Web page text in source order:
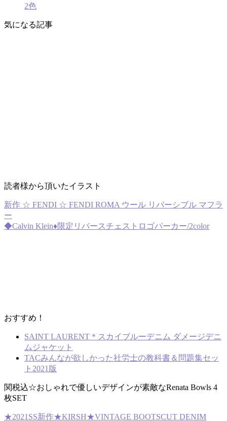
2色
気になる記事
読者様から頂いたイラスト
新作 ☆ FENDI ☆ FENDI ROMA ウール リバーシブル マフラ
ー
◆Calvin Klein♦限定リバースチェストロゴパーカー/2color
おすすめ！
SAINT LAURENT＊スカイブルーデニム ダメージデニ
ムジャケット
TACみんなが欲しかった社労士の教科書＆問題集セッ
ト2021版
関税込☆おしゃれで優しいデザインが素敵なRenata Bowls 4
枚SET
★2021SS新作★KIRSH★VINTAGE BOOTSCUT DENIM